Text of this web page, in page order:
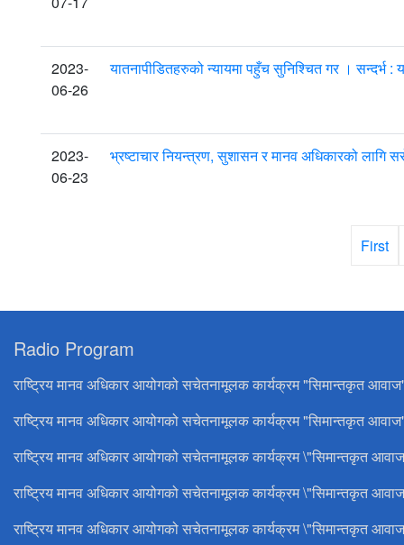
2023-
06-26
यातनापीडितहरुको न्यायमा पहुँच सुनिश्चित गर । सन्दर्भ
2023-
06-23
भ्रष्टाचार नियन्त्रण, सुशासन र मानव अधिकारको
First
Radio Program
राष्ट्रिय मानव अधिकार आयोगको सचेतनामूलक कार्यक्रम "सिमान्तकृत
राष्ट्रिय मानव अधिकार आयोगको सचेतनामूलक कार्यक्रम "सिमान्तकृत
राष्ट्रिय मानव अधिकार आयोगको सचेतनामूलक कार्यक्रम \"सिमान्तकृत
राष्ट्रिय मानव अधिकार आयोगको सचेतनामूलक कार्यक्रम \"सिमान्तकृत
राष्ट्रिय मानव अधिकार आयोगको सचेतनामूलक कार्यक्रम \"सिमान्तकृत